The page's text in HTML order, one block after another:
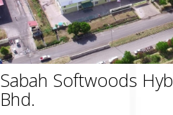
Sabah Softwoods
Bhd.